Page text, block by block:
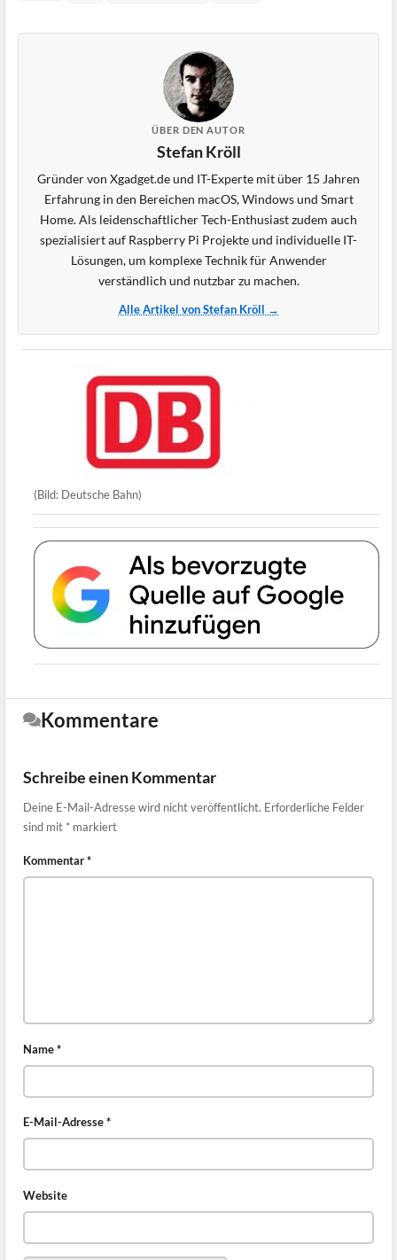
ÜBER DEN AUTOR
Stefan Kröll
Gründer von Xgadget.de und IT-Experte mit über 15 Jahren
Erfahrung in den Bereichen macOS, Windows und Smart
Home. Als leidenschaftlicher Tech-Enthusiast zudem auch
spezialisiert auf Raspberry Pi Projekte und individuelle IT-
Lösungen, um komplexe Technik für Anwender
verständlich und nutzbar zu machen.
Alle Artikel von Stefan Kröll →
(Bild: Deutsche Bahn)
Kommentare
Schreibe einen Kommentar
Deine E-Mail-Adresse wird nicht veröffentlicht. Erforderliche Felder
sind mit * markiert
Kommentar*
Name*
E-Mail-Adresse*
Website